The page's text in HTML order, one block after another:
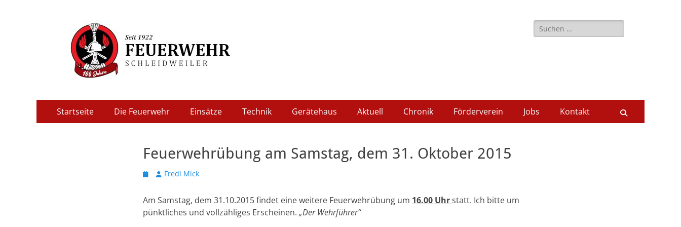
Freiwillige Feuerwehr Schleidweiler
Suche
nach:
Primäres
Menü
Inhalt
Startseite Die Feuerwehr Einsätze Technik Gerätehaus Aktuell Chronik Förderverein Jobs Kontakt
Feuerwehrübung am Samstag, dem 31. Oktober 2015
Veröffentlicht
AutorFredi Mick
Am Samstag, dem 31.10.2015 findet eine weitere Feuerwehrübung um 16.00 Uhrstatt. Ich bitte um
pünktliches und vollzähliges Erscheinen. „Der Wehrführer“